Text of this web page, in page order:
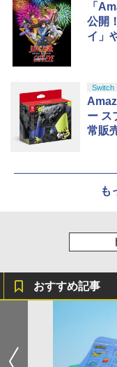
「
公開
イ」
Switch
ー ス
常販
も
おすすめ記事